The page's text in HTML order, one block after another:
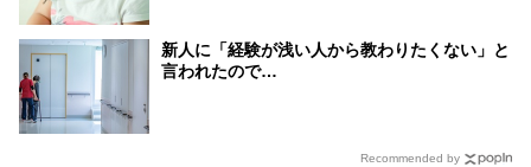
新人に「経験が浅い人から教わりたくない」と
言われたので…
Recommended by